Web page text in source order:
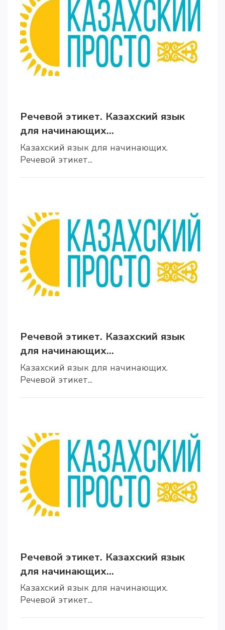
Речевой этикет. Казахский язык
для начинающих...
Казахский язык для начинающих.
Речевой этикет...
Речевой этикет. Казахский язык
для начинающих...
Казахский язык для начинающих.
Речевой этикет...
Речевой этикет. Казахский язык
для начинающих...
Казахский язык для начинающих.
Речевой этикет...